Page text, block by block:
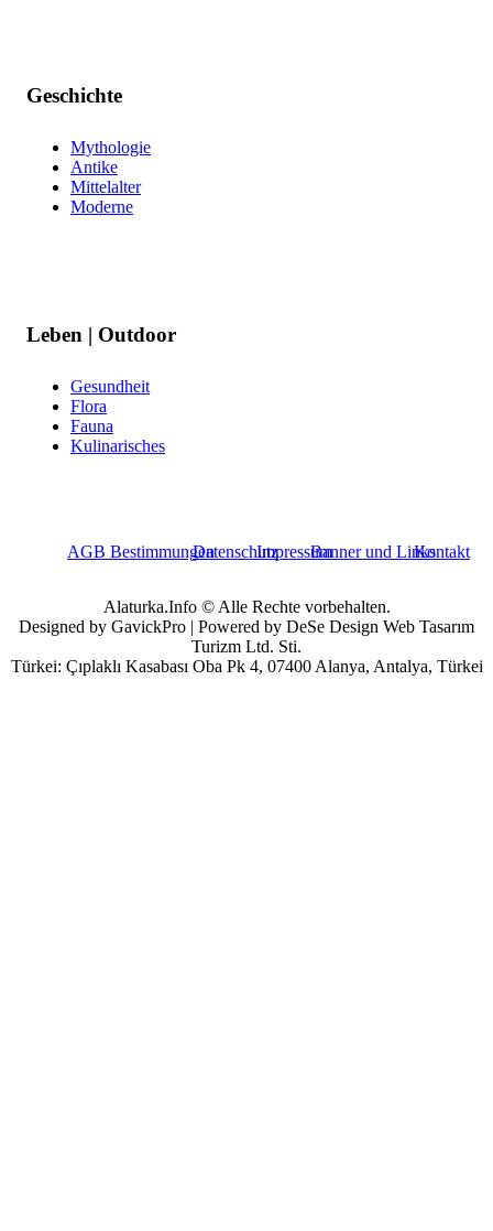
Geschichte
Mythologie
Antike
Mittelalter
Moderne
Leben | Outdoor
Gesundheit
Flora
Fauna
Kulinarisches
AGB BestimmungenDatenschutzImpressumBanner und LinksKontakt
Alaturka.Info © Alle Rechte vorbehalten.
Designed by GavickPro | Powered by DeSe Design Web Tasarım
Turizm Ltd. Sti.
Türkei: Çıplaklı Kasabası Oba Pk 4, 07400 Alanya, Antalya, Türkei